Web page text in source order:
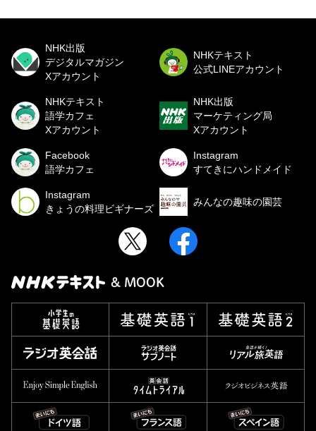
NHK出版
デジタルマガジン
Xアカウント
NHKテキスト
公式LINEアカウント
NHKテキスト
語学カフェ
Xアカウント
NHK出版
マーケティング局
Xアカウント
Facebook
語学カフェ
Instagram
すてきにハンドメイド
Instagram
きょうの料理ビギナーズ
みんなの趣味の園芸
& MOOK